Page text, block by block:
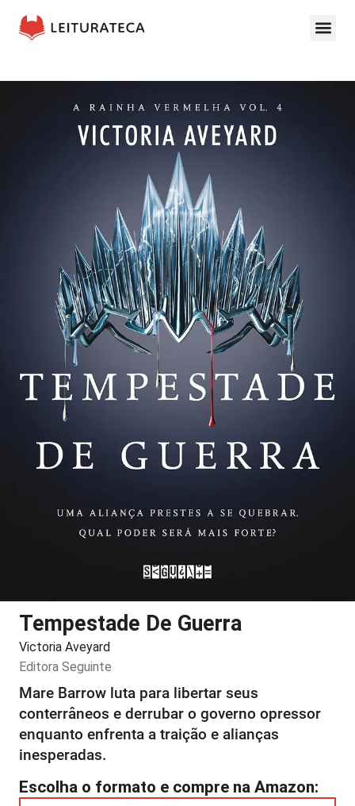
Tempestade De Guerra
Victoria Aveyard
Editora Seguinte
Mare Barrow luta para libertar seus
conterrâneos e derrubar o governo opressor
enquanto enfrenta a traição e alianças
inesperadas.
Escolha o formato e compre na Amazon: